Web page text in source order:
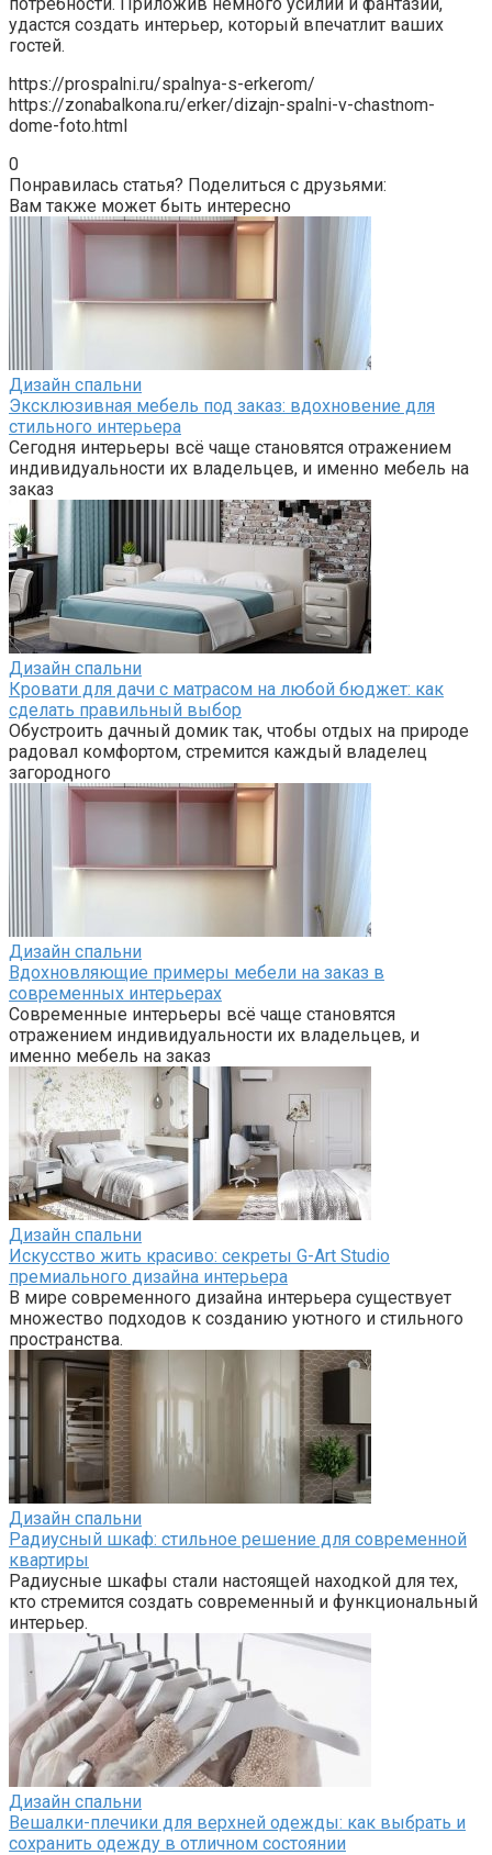
удастся создать интерьер, который впечатлит ваших
гостей.
https://prospalni.ru/spalnya-s-erkerom/
https://zonabalkona.ru/erker/dizajn-spalni-v-chastnom-
dome-foto.html
0
Понравилась статья? Поделиться с друзьями:
Вам также может быть интересно
Дизайн спальни
Эксклюзивная мебель под заказ: вдохновение для
стильного интерьера
Сегодня интерьеры всё чаще становятся отражением
индивидуальности их владельцев, и именно мебель на
заказ
Дизайн спальни
Кровати для дачи с матрасом на любой бюджет: как
сделать правильный выбор
Обустроить дачный домик так, чтобы отдых на природе
радовал комфортом, стремится каждый владелец
загородного
Дизайн спальни
Вдохновляющие примеры мебели на заказ в
современных интерьерах
Современные интерьеры всё чаще становятся
отражением индивидуальности их владельцев, и
именно мебель на заказ
Дизайн спальни
Искусство жить красиво: секреты G-Art Studio
премиального дизайна интерьера
В мире современного дизайна интерьера существует
множество подходов к созданию уютного и стильного
пространства.
Дизайн спальни
Радиусный шкаф: стильное решение для современной
квартиры
Радиусные шкафы стали настоящей находкой для тех,
кто стремится создать современный и функциональный
интерьер.
Дизайн спальни
Вешалки-плечики для верхней одежды: как выбрать и
сохранить одежду в отличном состоянии